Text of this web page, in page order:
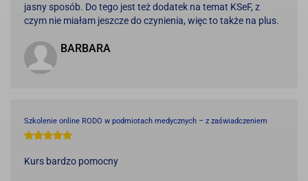
jasny sposób. Do tego jest też dodatek na temat KSeF, z
czym nie miałam jeszcze do czynienia, więc to także na plus.
BARBARA
Szkolenie online RODO w podmiotach medycznych – z zaświadczeniem
Kurs bardzo pomocny